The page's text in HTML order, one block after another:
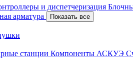
и диспетчеризация
арматура Показать все
станции Компоненты АСКУЭ